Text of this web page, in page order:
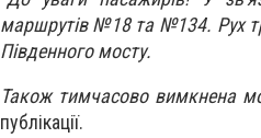
маршрутів №18 та №134. Рух
Південного мосту.
Також тимчасово вимкнена
публікації.